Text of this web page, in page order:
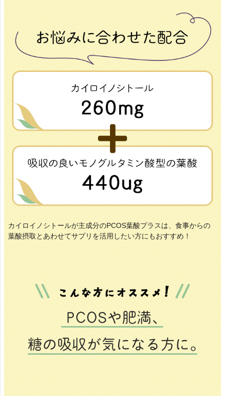
カイロイノシトールが主成分のPCOS葉酸プラスは、 食事からの
葉酸摂取とあわせてサプリを活用したい方にもおすすめ！